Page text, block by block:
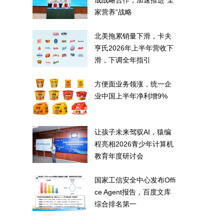
家营养”战略
北美拖累销量下滑，卡夫
亨氏2026年上半年营收下
滑，下调全年指引
方便面业务领涨，统一企
业中国上半年净利增9%
让孩子未来驾驭AI，猿编
程亮相2026青少年计算机
教育年度研讨会
国家工信安全中心发布Offi
ce Agent报告，百度文库
综合排名第一